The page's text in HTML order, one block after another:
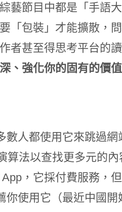
藝節目中都是「手語
「包裝」才能擴散，
者甚至得思考平台的
、強化你的固有的價
數人都使用它來跳過網
算法以查找更多元的
App，它採付費服務，
使用它（最近中國開